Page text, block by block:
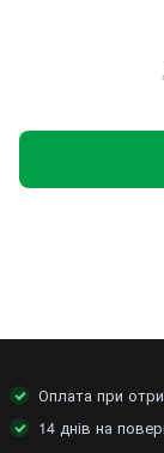
Оплата при
14 днів на